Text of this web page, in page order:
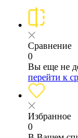
Сравнение
0
Вы еще не
перейти к
Избранное
0